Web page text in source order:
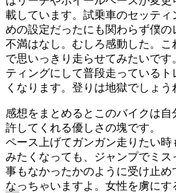
で
あ
る
載しています。試乗車のセッテ
めの設定だったにも関わらず僕
不満はなし。むしろ感動した。
で思いっきり走らせてみたいで
ティングにして普段走っている
くなります。登りは地獄でしょう
感想をまとめるとこのバイクは
許してくれる優しさの塊です。
ペース上げてガンガン走りたい
みたくなっても、ジャンプでミ
事もなかったかのように受け止
なっちゃいますよ。女性を虜に